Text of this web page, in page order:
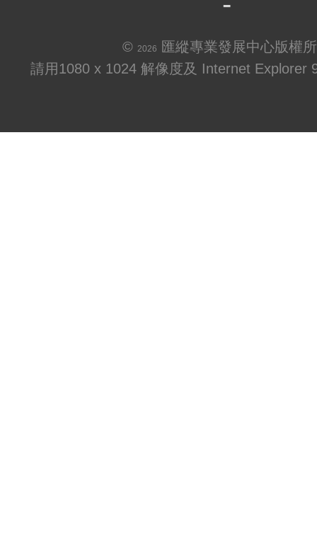
© 2026
匯縱專業發展中心版權
請用1080 x 1024 解像度及 Internet Explorer